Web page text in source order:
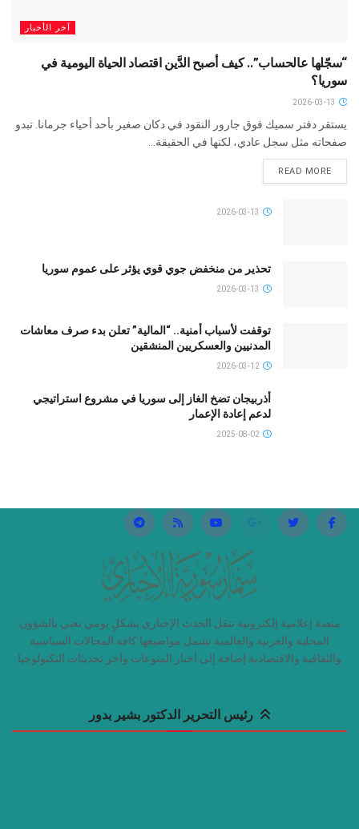
آخر الأخبار
“سجّلها عالحساب”.. كيف أصبح الدَّين اقتصاد الحياة اليومية في
سوريا؟
يستقر دفتر سميك فوق جارور النقود في دكان صغير بأحد أحياء جرمانا. تبدو
صفحاته مثل سجل عادي، لكنها في الحقيقة...
READ MORE
تحذير من منخفض جوي قوي يؤثر على عموم سوريا
توقفت لأسباب أمنية.. “المالية” تعلن بدء صرف معاشات
المدنيين والعسكريين المنشقين
أذربيجان تضخ الغاز إلى سوريا في مشروع استراتيجي
لدعم إعادة الإعمار
منصة إعلامية إلكترونية تنقل الحدث الإخباري بشكلٍ يومي تعني بالشؤون
المحلية والعربية والعالمية تشمل مواضيعها كافة المجالات السياسية
والثقافية والاقتصادية إضافة إلى أخبار المنوعات وآخر تحديثات التكنولوجيا
رئيس التحرير الدكتور بشير بدور